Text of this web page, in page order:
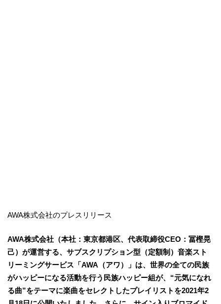
AWA株式会社のプレスリリース
AWA株式会社（本社：東京都港区、代表取締役CEO：冨樫晃
己）が運営する、サブスクリプション型（定額制）音楽スト
リーミングサービス「AWA（アワ）」は、世界の全ての民族
がハッピーになる活動を行う民族ハッピー組が、“元気になれ
る曲”をテーマに楽曲をセレクトしたプレイリストを2021年2